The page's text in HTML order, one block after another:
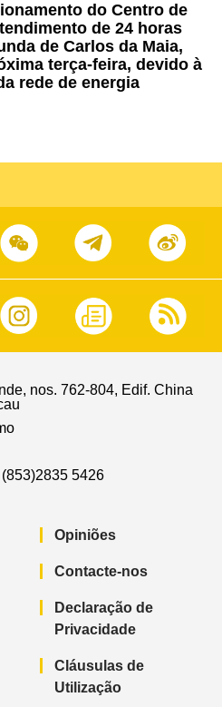
do Centro de
de 24 horas
de Carlos da Maia,
terça-feira, devido à
rede de energia
nos. 762-804, Edif. China
(853)2835 5426
Opiniões
Contacte-nos
Declaração de
Privacidade
Cláusulas de
Utilização